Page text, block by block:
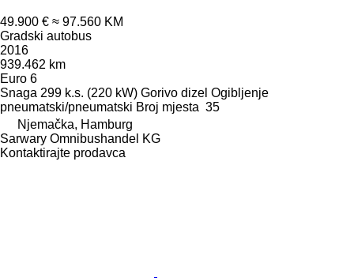
49.900 € ≈ 97.560 KM
Gradski autobus
2016
939.462 km
Euro 6
Snaga 299 k.s. (220 kW) Gorivo dizel Ogibljenje
pneumatski/pneumatski Broj mjesta 35
Njemačka, Hamburg
Sarwary Omnibushandel KG
Kontaktirajte prodavca